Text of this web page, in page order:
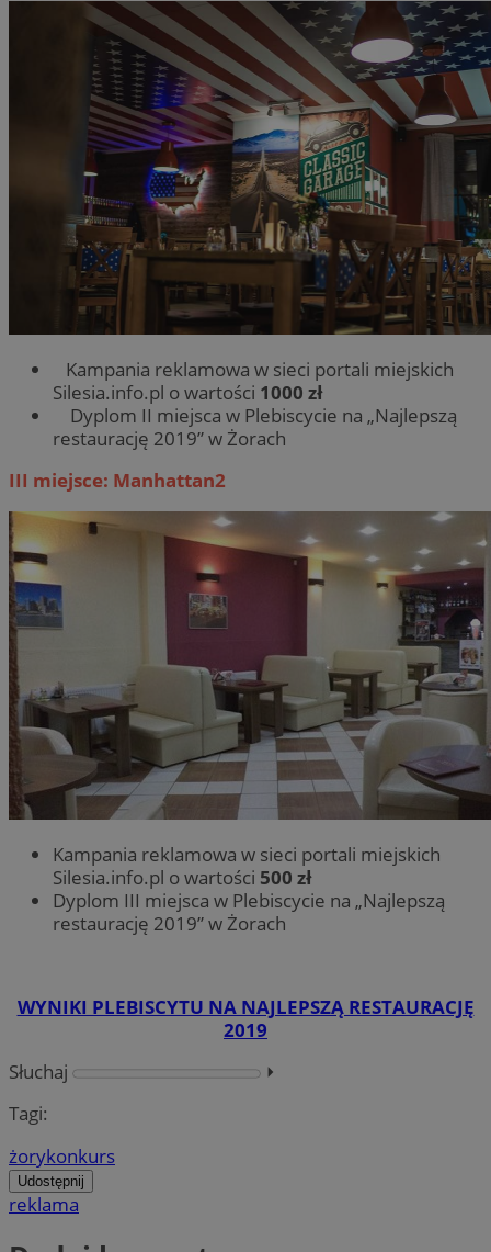
Kampania reklamowa w sieci portali miejskich
Silesia.info.pl o wartości 1000 zł
Dyplom II miejsca w Plebiscycie na „Najlepszą
restaurację 2019” w Żorach
III miejsce: Manhattan2
Kampania reklamowa w sieci portali miejskich
Silesia.info.pl o wartości 500 zł
Dyplom III miejsca w Plebiscycie na „Najlepszą
restaurację 2019” w Żorach
WYNIKI PLEBISCYTU NA NAJLEPSZĄ RESTAURACJĘ
2019
Słuchaj
⏵︎
Tagi:
żorykonkurs
Udostępnij
reklama